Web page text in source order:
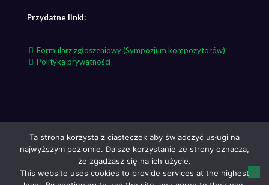
Przydatne linki:
Formularz zgłoszeniowy (Sympozjum kompozytorów)
Polityka prywatności
Szczecin Classic 2026 All rights reserved.
Ta strona korzysta z ciasteczek aby świadczyć usługi na
najwyższym poziomie. Dalsze korzystanie ze strony oznacza,
że zgadzasz się na ich użycie.
This website uses cookies to provide services at the highest